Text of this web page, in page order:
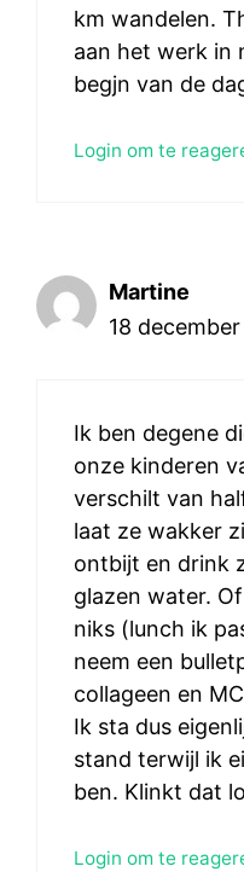
km wandelen.
aan het werk in
begjn van de
Login om te
Martine
18
Ik ben degene
onze kinderen
verschilt van
laat ze wakker
ontbijt en drink
glazen water.
niks (lunch ik
neem een
collageen en
Ik sta dus
stand terwijl ik
ben. Klinkt dat
Login om te